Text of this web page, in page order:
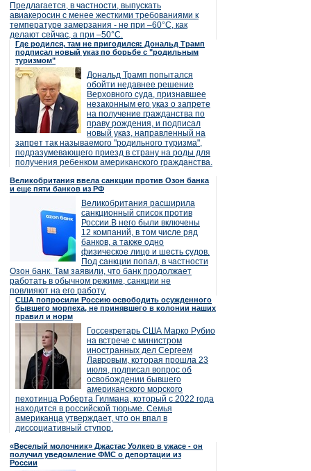
Предлагается, в частности, выпускать
авиакеросин с менее жесткими требованиями к
температуре замерзания - не при –60°C, как
делают сейчас, а при –50°C.
Где родился, там не пригодился: Дональд Трамп
подписал новый указ по борьбе с "родильным
туризмом"
Дональд Трамп попытался
обойти недавнее решение
Верховного суда, признавшее
незаконным его указ о запрете
на получение гражданства по
праву рождения, и подписал
новый указ, направленный на
запрет так называемого "родильного туризма",
подразумевающего приезд в страну на роды для
получения ребенком американского гражданства.
Великобритания ввела санкции против Озон банка
и еще пяти банков из РФ
Великобритания расширила
санкционный список против
России.В него были включены
12 компаний, в том числе ряд
банков, а также одно
физическое лицо и шесть судов.
Под санкции попал, в частности
Озон банк. Там заявили, что банк продолжает
работать в обычном режиме, санкции не
повлияют на его работу.
США попросили Россию освободить осужденного
бывшего морпеха, не принявшего в колонии наших
правил и норм
Госсекретарь США Марко Рубио
на встрече с министром
иностранных дел Сергеем
Лавровым, которая прошла 23
июля, подписал вопрос об
освобождении бывшего
американского морского
пехотинца Роберта Гилмана, который с 2022 года
находится в российской тюрьме. Семья
американца утверждает, что он впал в
диссоциативный ступор.
«Веселый молочник» Джастас Уолкер в ужасе - он
получил уведомление ФМС о депортации из
России